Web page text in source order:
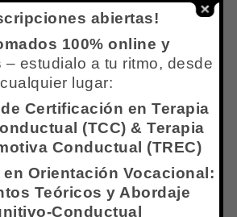
Numerado en Serie con
ESTE DIPLOMADO?
en Psicología y Consultores
que trabajan o quieren trabajar
en situación de violencia de
de la Salud Mental que
abiertas!
100% online y
– estudialo a tu ritmo, desde
cualquier lugar:
Certificación en Terapia
(TCC) & Terapia
Conductual (TREC)
Orientación Vocacional:
Teóricos y Abordaje
Conductual